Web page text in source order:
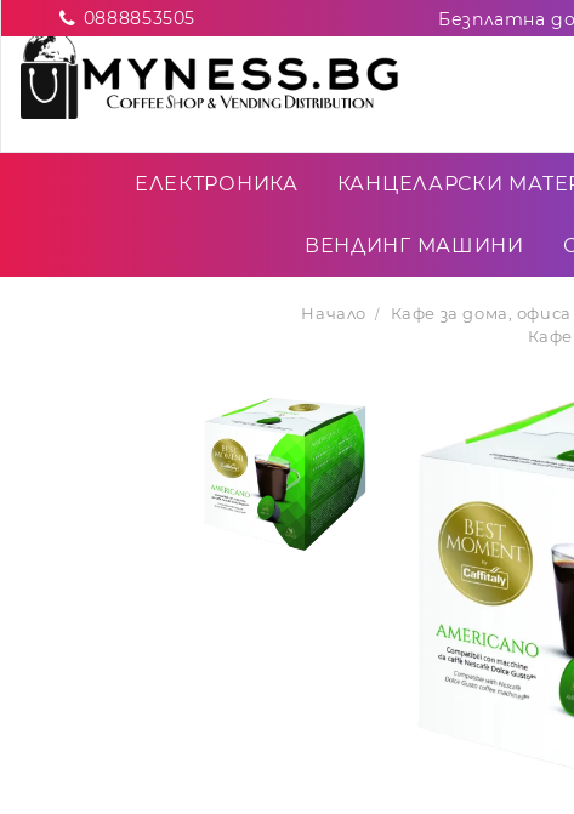
0888853505
ЕЛЕКТРОНИКА КАНЦЕЛАРСКИ
ВЕНДИНГ МАШИНИ
Начало Кафе за дома,